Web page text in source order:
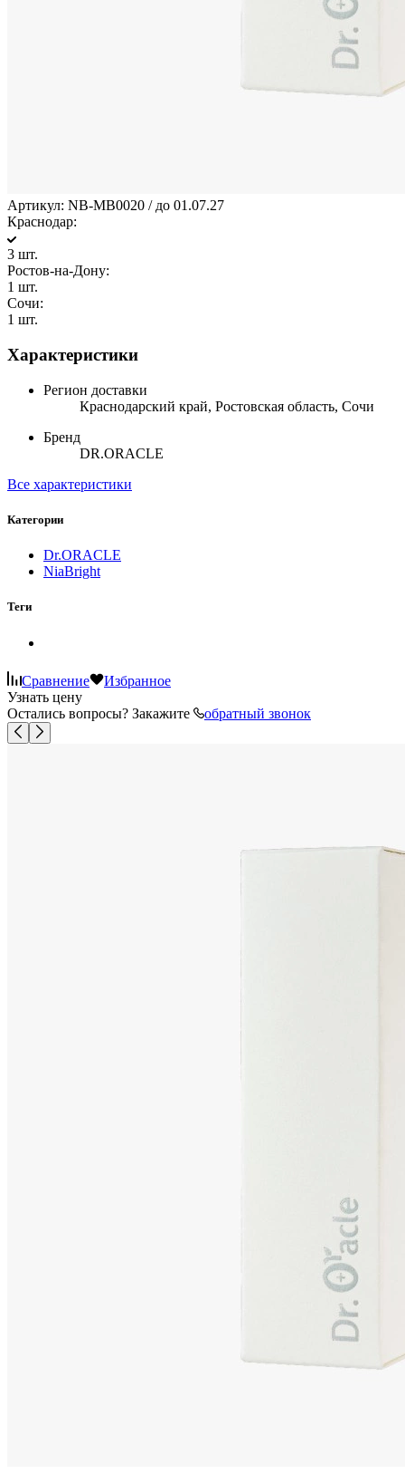
Артикул: NB-MB0020 / до 01.07.27
Краснодар:
3 шт.
Ростов-на-Дону:
1 шт.
Сочи:
1 шт.
Характеристики
Регион доставки
Краснодарский край, Ростовская область, Сочи
Бренд
DR.ORACLE
Все характеристики
Категории
Dr.ORACLE
NiaBright
Теги
Сравнение
Избранное
Узнать цену
Остались вопросы? Закажите
обратный звонок